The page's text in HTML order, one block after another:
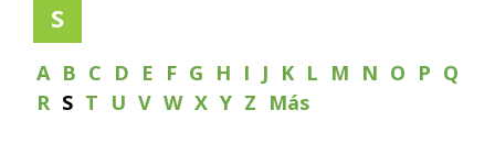
S
A B C D E F G H I J K L M N O P Q
R S T U V W X Y Z Más